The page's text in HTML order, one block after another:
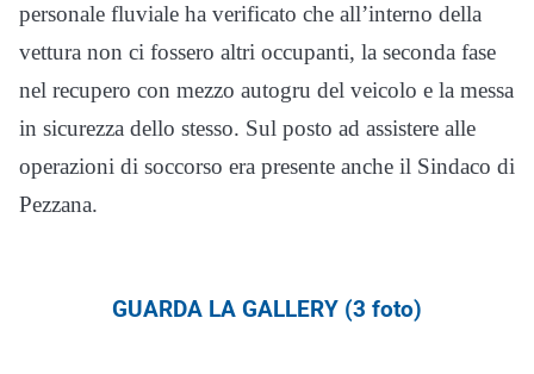
personale fluviale ha verificato che all’interno della
vettura non ci fossero altri occupanti, la seconda fase
nel recupero con mezzo autogru del veicolo e la messa
in sicurezza dello stesso. Sul posto ad assistere alle
operazioni di soccorso era presente anche il Sindaco di
Pezzana.
GUARDA LA GALLERY (3 foto)